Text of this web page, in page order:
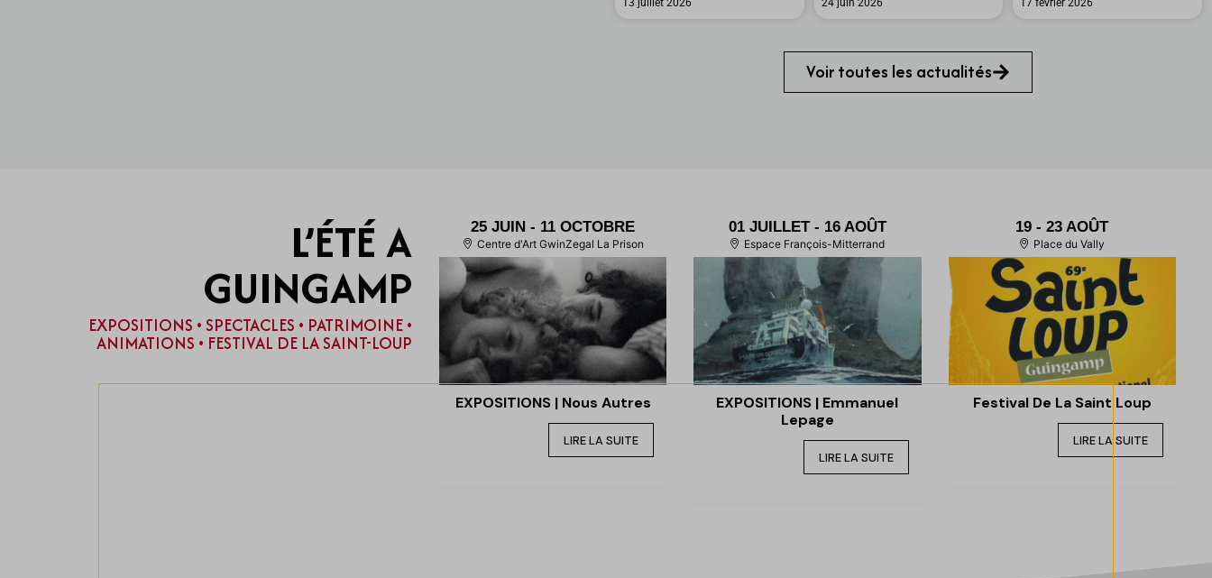
13 juillet 2026 24 juin 2026 17 février 2026
Voir toutes les actualités
L’ÉTÉ A
GUINGAMP
EXPOSITIONS • SPECTACLES • PATRIMOINE •
ANIMATIONS • FESTIVAL DE LA SAINT-LOUP
25 JUIN - 11 OCTOBRE
Centre d'Art GwinZegal La Prison
EXPOSITIONS | Nous Autres
LIRE LA SUITE
01 JUILLET- 16 AOÛT
Espace François-Mitterrand
EXPOSITIONS | Emmanuel
Lepage
LIRE LA SUITE
19 - 23 AOÛT
Place du Vally
Festival De La Saint Loup
LIRE LA SUITE